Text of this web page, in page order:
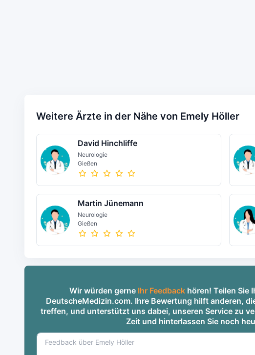
Weitere Ärzte in der Nähe von Emely Höller
David Hinchliffe
Neurologie
Gießen
Martin Jünemann
Neurologie
Gießen
Wir würden gerne Ihr Feedbackhören! Teilen Sie
DeutscheMedizin.com. Ihre Bewertung hilft anderen,
treffen, und unterstützt uns dabei, unseren Service zu
Zeit und hinterlassen Sie noch